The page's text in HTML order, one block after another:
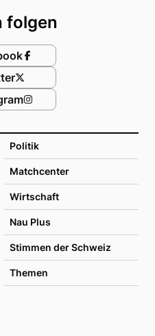
Politik
Matchcenter
Wirtschaft
Nau Plus
Stimmen der Schweiz
Themen
folgen